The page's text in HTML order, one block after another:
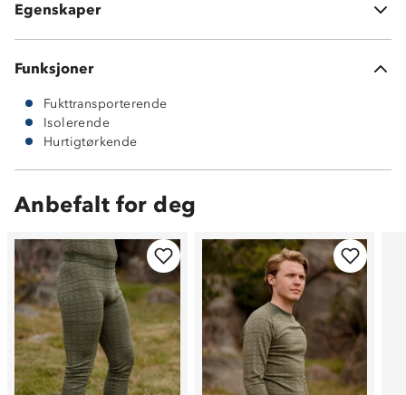
Egenskaper
Litt nupping etter bruk kan forekomme
Funksjoner
Fukttransporterende
Isolerende
Hurtigtørkende
Anbefalt for deg